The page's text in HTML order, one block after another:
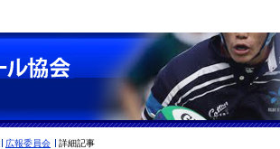
広報委員会 詳細記事